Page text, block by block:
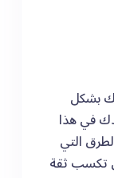
بشكل
في هذا
التي
تكسب ثقة